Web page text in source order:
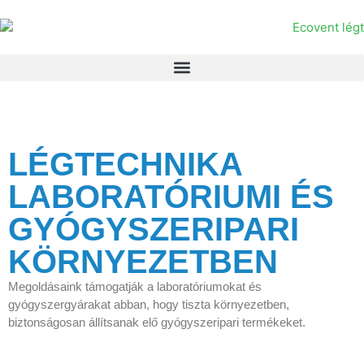
LÉGTECHNIKA
LABORATÓRIUMI ÉS
GYÓGYSZERIPARI
KÖRNYEZETBEN
Megoldásaink támogatják a laboratóriumokat és
gyógyszergyárakat abban, hogy tiszta környezetben,
biztonságosan állítsanak elő gyógyszeripari termékeket.